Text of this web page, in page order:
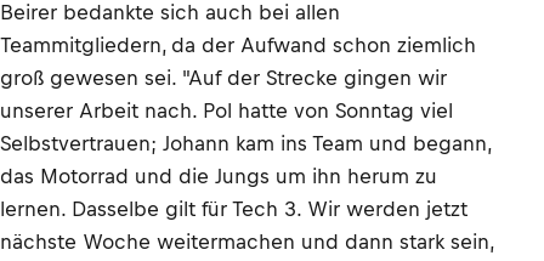
Beirer bedankte sich auch bei allen
Teammitgliedern, da der Aufwand schon ziemlich
groß gewesen sei. "Auf der Strecke gingen wir
unserer Arbeit nach. Pol hatte von Sonntag viel
Selbstvertrauen; Johann kam ins Team und begann,
das Motorrad und die Jungs um ihn herum zu
lernen. Dasselbe gilt für Tech 3. Wir werden jetzt
nächste Woche weitermachen und dann stark sein,